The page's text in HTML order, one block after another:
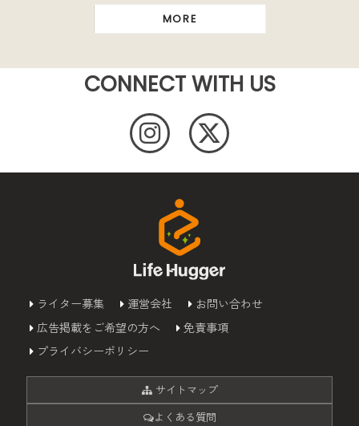
MORE
CONNECT WITH US
ライター募集 運営会社
お問い合わせ
広告掲載をご希望の方へ
免責事項
プライバシーポリシー
サイトマップ
よくある質問